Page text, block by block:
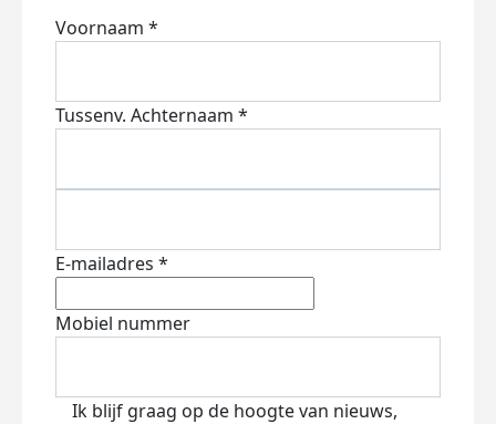
Voornaam *
Tussenv. Achternaam *
E-mailadres *
Mobiel nummer
Ik blijf graag op de hoogte van nieuws,